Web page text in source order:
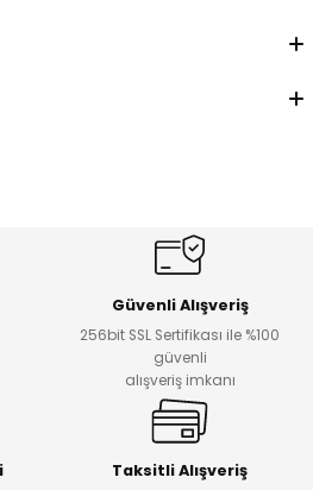
Güvenli Alışveriş
256bit SSL Sertifikası ile %100
güvenli
alışveriş imkanı
Taksitli Alışveriş